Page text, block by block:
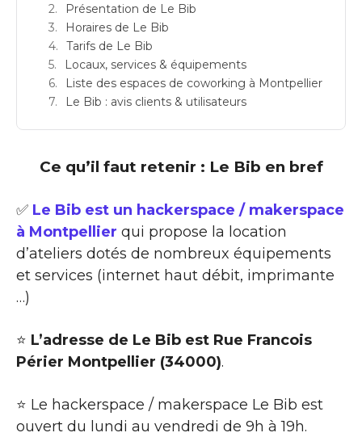
Présentation de Le Bib
Horaires de Le Bib
Tarifs de Le Bib
Locaux, services & équipements
Liste des espaces de coworking à Montpellier
Le Bib : avis clients & utilisateurs
Ce qu’il faut retenir : Le Bib en bref
✅ Le Bib est un hackerspace / makerspace
à Montpellier qui propose la location
d’ateliers dotés de nombreux équipements
et services (internet haut débit, imprimante
…)
⭐ L’adresse de Le Bib est Rue Francois
Périer Montpellier (34000).
⭐ Le hackerspace / makerspace Le Bib est
ouvert du lundi au vendredi de 9h à 19h.